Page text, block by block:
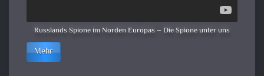
Russlands Spione im Norden Europas – Die Spione unter uns
Mehr